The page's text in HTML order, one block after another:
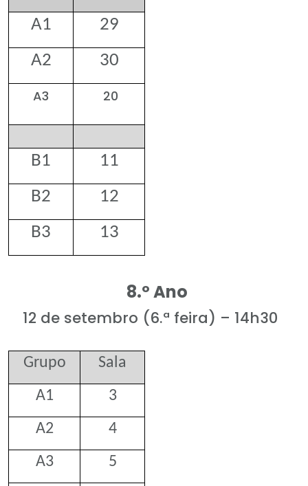
A1
29
A2
30
A3 20
B1
11
B2
12
B3
13
8.º Ano
12 de setembro (6.ª feira) – 14h30
Grupo
Sala
A1
3
A2
4
A3
5